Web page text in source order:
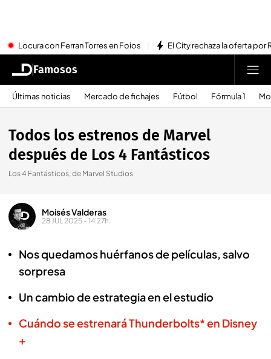
Locura con Ferran Torres en Foios El City rechaza la oferta por
Famosos
Últimas noticias Mercado de fichajes Fútbol Fórmula 1
Todos los estrenos de Marvel
después de Los 4 Fantásticos
Los 4 Fantásticos, de Marvel Studios
Moisés Valderas
28 JUL 2025 - 14:27h.
Nos quedamos huérfanos de películas, salvo
sorpresa
Un cambio de estrategia en el estudio
Cuándo se estrenará Thunderbolts* en Disney
+